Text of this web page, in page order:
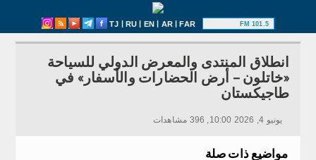
TJ | RU | EN | AR|FAR 101.5 FM
انطلاق المنتدى والمعرض الدولي للسياحة
«خاتلون – أرض الحضارات والأسفار» في
طاجيكستان
يونيو 4, 2026 10:00, 396 مشاهدات
مواضيع ذات صلة